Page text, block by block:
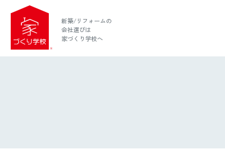
新築/リフォームの
会社選びは
家づくり学校へ